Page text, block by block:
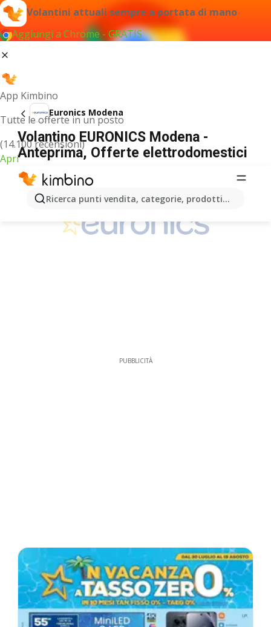
Volantini attuali sempre a portata di mano
Aggiungi a Chrome - GRATIS
App Kimbino
Tutte le offerte in un posto
(14.100 recensioni)
Apri
Ricerca punti vendita, categorie, prodotti...
Euronics Modena
Volantino EURONICS Modena -
Anteprima, Offerte elettrodomestici
PUBBLICITÀ